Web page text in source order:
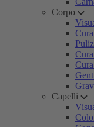
Corpo
Capelli